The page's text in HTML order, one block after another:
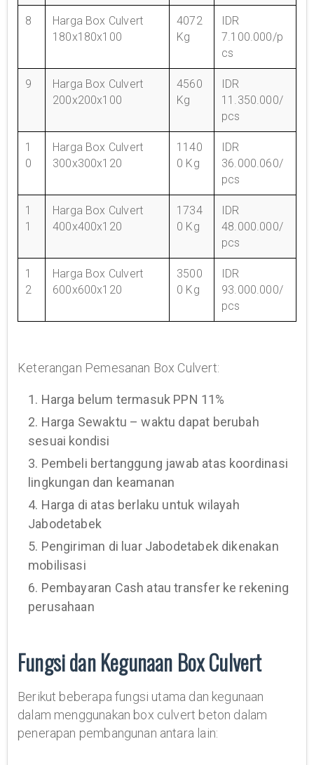
8
Harga Box Culvert
180x180x100
4072
Kg
IDR
7.100.000/p
cs
9
Harga Box Culvert
200x200x100
4560
Kg
IDR
11.350.000/
pcs
1
0
Harga Box Culvert
300x300x120
1140
0 Kg
IDR
36.000.060/
pcs
1
1
Harga Box Culvert
400x400x120
1734
0 Kg
IDR
48.000.000/
pcs
1
2
Harga Box Culvert
600x600x120
3500
0 Kg
IDR
93.000.000/
pcs
Keterangan Pemesanan Box Culvert:
1. Harga belum termasuk PPN 11%
2. Harga Sewaktu – waktu dapat berubah
sesuai kondisi
3. Pembeli bertanggung jawab atas koordinasi
lingkungan dan keamanan
4. Harga di atas berlaku untuk wilayah
Jabodetabek
5. Pengiriman di luar Jabodetabek dikenakan
mobilisasi
6. Pembayaran Cash atau transfer ke rekening
perusahaan
Fungsi dan Kegunaan Box Culvert
Berikut beberapa fungsi utama dan kegunaan
dalam menggunakan box culvert beton dalam
penerapan pembangunan antara lain: